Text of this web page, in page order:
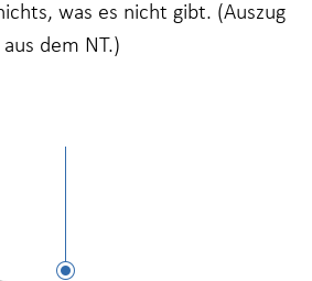
was es nicht gibt. (Auszug
aus dem NT.)